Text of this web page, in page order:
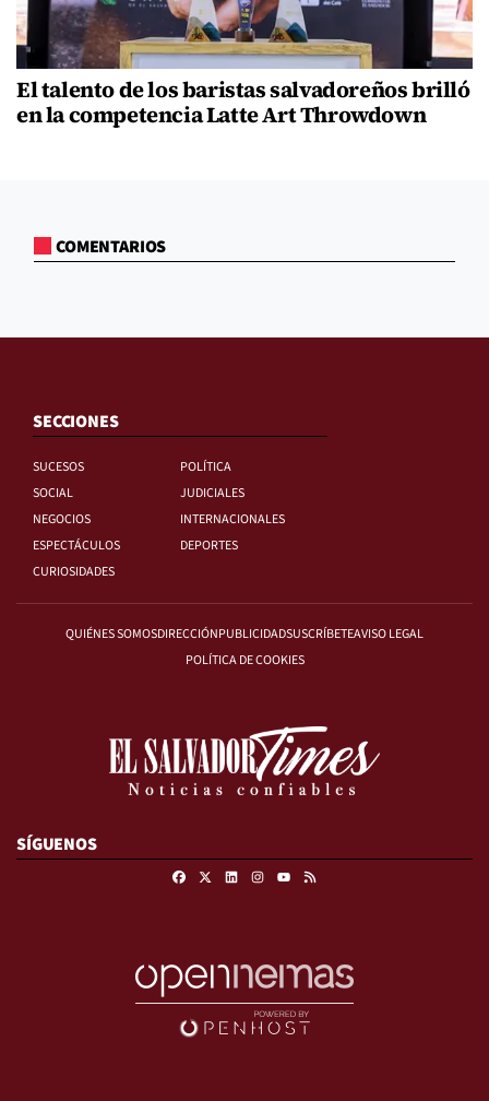
El talento de los baristas salvadoreños brilló
en la competencia Latte Art Throwdown
COMENTARIOS
SECCIONES
SUCESOS
POLÍTICA
SOCIAL
JUDICIALES
NEGOCIOS
INTERNACIONALES
ESPECTÁCULOS
DEPORTES
CURIOSIDADES
QUIÉNES SOMOSDIRECCIÓNPUBLICIDADSUSCRÍBETEAVISO LEGAL
POLÍTICA DE COOKIES
SÍGUENOS
FacebookLinkedinInstagram